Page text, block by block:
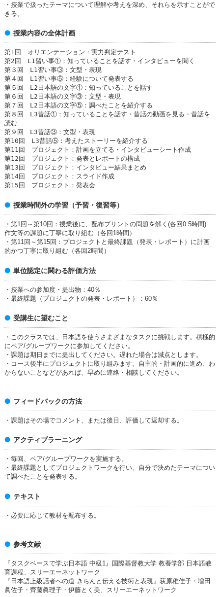
・授業で扱ったテーマについて理解や考えを深め、それらを示すことがで
きる。
授業内容の全体計画
第1回 オリエンテーション・実力判定テスト
第2回 L1習い事①：知っていることを話す・インタビューを聞く
第３回 L1習い事③：文型・表現
第４回 L1習い事⑤：経験について発表する
第５回 L2日本語の文字①：知っていることを話す
第６回 L2日本語の文字③：文型・表現
第７回 L2日本語の文字⑤：調べたことを紹介する
第８回 L3昔話①：知っていることを話す・昔話の動画を見る・昔話を
読む
第９回 L3昔話③：文型・表現
第10回 L3昔話⑤：考えたストーリーを紹介する
第11回 プロジェクト：計画を立てる・インタビューシート作成
第12回 プロジェクト：発表とレポートの構成
第13回 プロジェクト：インタビュー結果まとめ
第14回 プロジェクト：スライド作成
第15回 プロジェクト：発表会
授業時間外の学習（予習・復習等）
・第1回～第10回：授業後に、配布プリントの問題を解く(各回0.5時間)
作文等の課題に丁寧に取り組む（各回1時間）
・第11回～第15回：プロジェクトと最終課題（発表・レポート）に計画
的かつ丁寧に取り組む（各回2時間）
単位認定に関わる評価方法
・授業への参加度・提出物：40％
・最終課題（プロジェクトの発表・レポート）：60％
受講生に望むこと
・このクラスでは、日本語を使うさまざまなタスクに挑戦します。積極的
にペア/グループワークに参加してください。
・課題は期日までに提出してください。遅れた場合は減点とします。
・コース後半にプロジェクトに取り組みます。自主的・計画的に進め、わ
からないことなどがあれば、早めに連絡・相談してください。
フィードバックの方法
・課題はその場でコメント、または後日、評価して返却する。
アクティブラーニング
・毎回、ペア/グループワークを実施する。
・最終課題としてプロジェクトワークを行い、自分で決めたテーマについ
て調べたことを発表する。
テキスト
・必要に応じて教材を配布する。
参考文献
『タスクベースで学ぶ日本語 中級1』国際基督教大学 教養学部 日本語教
育課程、スリーエーネットワーク
『日本語上級話者への道 きちんと伝える技術と表現』荻原稚佳子・増田
眞佐子・齊藤眞理子・伊藤とく美、スリーエーネットワーク